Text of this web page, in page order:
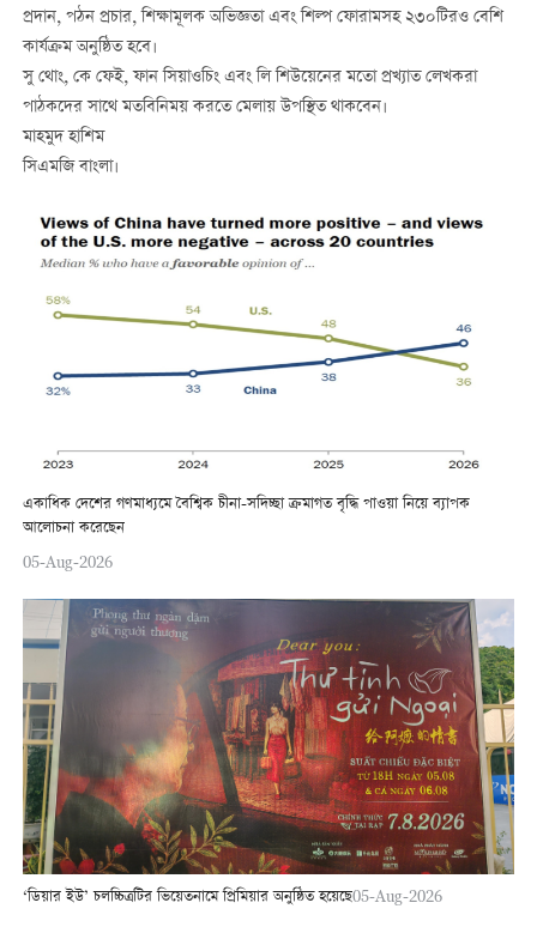
প্রদান, পঠন প্রচার, শিক্ষামূলক অভিজ্ঞতা এবং শিল্প ফোরামসহ ২৩০টিরও বেশি
কার্যক্রম অনুষ্ঠিত হবে।
সু থোং, কে ফেই, ফান সিয়াওচিং এবং লি শিউয়েনের মতো প্রখ্যাত লেখকরা
পাঠকদের সাথে মতবিনিময় করতে মেলায় উপস্থিত থাকবেন।
মাহমুদ হাশিম
সিএমজি বাংলা।
একাধিক দেশের গণমাধ্যমে বৈশ্বিক চীনা-সদিচ্ছা ক্রমাগত বৃদ্ধি পাওয়া নিয়ে ব্যাপক
আলোচনা করেছেন
05-Aug-2026
‘ডিয়ার ইউ’ চলচ্চিত্রটির ভিয়েতনামে প্রিমিয়ার অনুষ্ঠিত হয়েছে05-Aug-2026